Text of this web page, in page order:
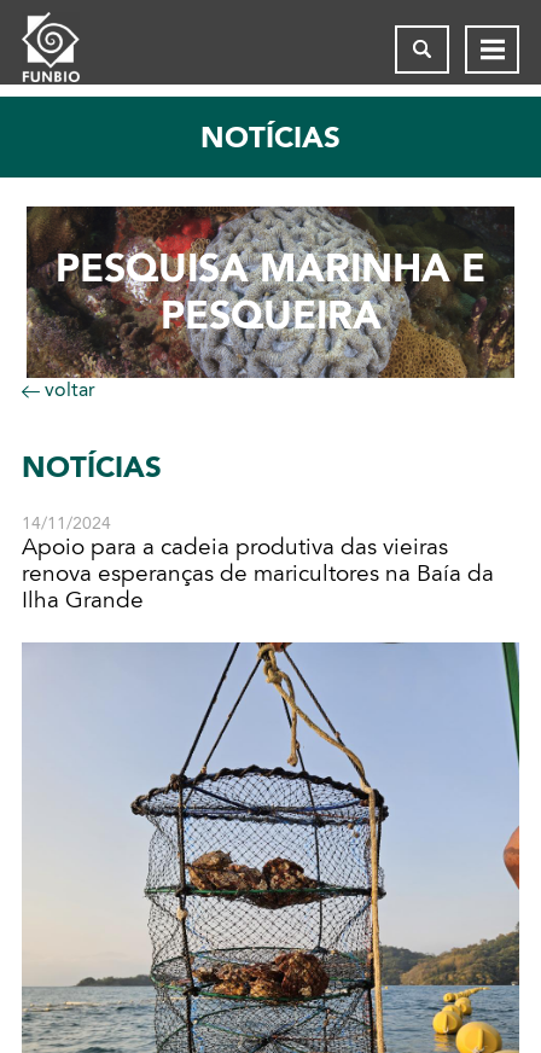
NOTÍCIAS
PESQUISA MARINHA E
PESQUEIRA
voltar
NOTÍCIAS
14/11/2024
Apoio para a cadeia produtiva das vieiras
renova esperanças de maricultores na Baía da
Ilha Grande